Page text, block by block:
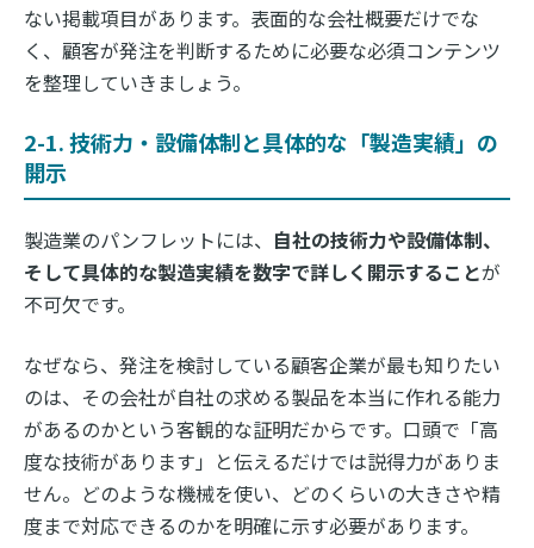
ない掲載項目があります。表面的な会社概要だけでな
く、顧客が発注を判断するために必要な必須コンテンツ
を整理していきましょう。
2-1. 技術力・設備体制と具体的な「製造実績」の
開示
製造業のパンフレットには、 自社の技術力や設備体制、
そして具体的な製造実績を数字で詳しく開示することが
不可欠です。
なぜなら、発注を検討している顧客企業が最も知りたい
のは、その会社が自社の求める製品を本当に作れる能力
があるのかという客観的な証明だからです。口頭で「高
度な技術があります」と伝えるだけでは説得力がありま
せん。どのような機械を使い、どのくらいの大きさや精
度まで対応できるのかを明確に示す必要があります。